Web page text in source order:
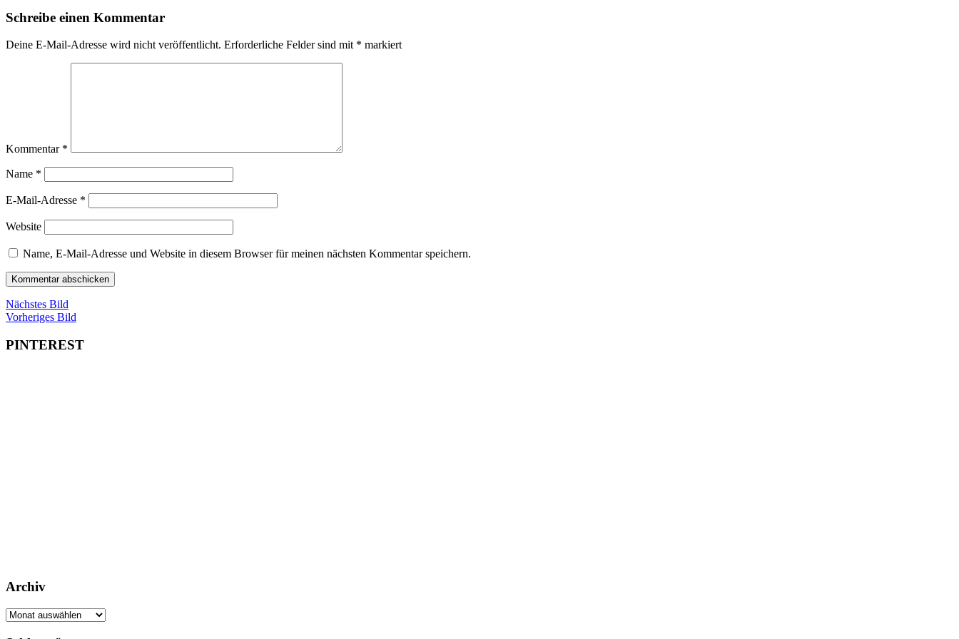
Schreibe einen Kommentar
Deine E-Mail-Adresse wird nicht veröffentlicht. Erforderliche Felder sind mit * markiert
Kommentar *
Name *
E-Mail-Adresse *
Website
Name, E-Mail-Adresse und Website in diesem Browser für meinen nächsten Kommentar speichern.
Nächstes Bild
Vorheriges Bild
PINTEREST
Archiv
Archiv